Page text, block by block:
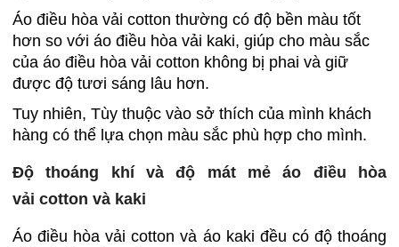
Áo điều hòa vải cotton thường có độ bền màu tốt
hơn so với áo điều hòa vải kaki, giúp cho màu sắc
của áo điều hòa vải cotton không bị phai và giữ
được độ tươi sáng lâu hơn.
Tuy nhiên, Tùy thuộc vào sở thích của mình khách
hàng có thể lựa chọn màu sắc phù hợp cho mình.
Độ thoáng khí và độ mát mẻ áo điều hòa
vải cotton và kaki
Áo điều hòa vải cotton và áo kaki đều có độ thoáng